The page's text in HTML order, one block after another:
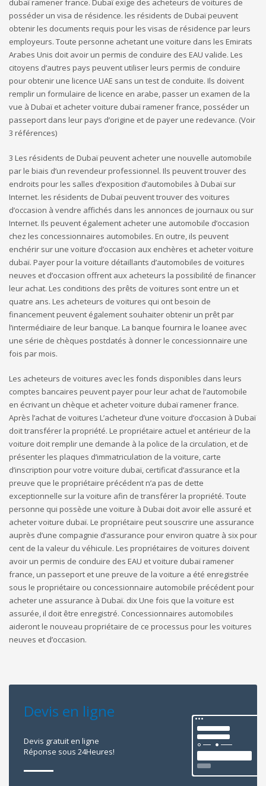
dubaï ramener france. Dubaï exige des acheteurs de voitures de
posséder un visa de résidence. les résidents de Dubaï peuvent
obtenir les documents requis pour les visas de résidence par leurs
employeurs. Toute personne achetant une voiture dans les Emirats
Arabes Unis doit avoir un permis de conduire des EAU valide. Les
citoyens d’autres pays peuvent utiliser leurs permis de conduire
pour obtenir une licence UAE sans un test de conduite. Ils doivent
remplir un formulaire de licence en arabe, passer un examen de la
vue à Dubaï et acheter voiture dubaï ramener france, posséder un
passeport dans leur pays d’origine et de payer une redevance. (Voir
3 références)
3 Les résidents de Dubaï peuvent acheter une nouvelle automobile
par le biais d’un revendeur professionnel. Ils peuvent trouver des
endroits pour les salles d’exposition d’automobiles à Dubaï sur
Internet. les résidents de Dubaï peuvent trouver des voitures
d’occasion à vendre affichés dans les annonces de journaux ou sur
Internet. Ils peuvent également acheter une automobile d’occasion
chez les concessionnaires automobiles. En outre, ils peuvent
enchérir sur une voiture d’occasion aux enchères et acheter voiture
dubaï. Payer pour la voiture détaillants d’automobiles de voitures
neuves et d’occasion offrent aux acheteurs la possibilité de financer
leur achat. Les conditions des prêts de voitures sont entre un et
quatre ans. Les acheteurs de voitures qui ont besoin de
financement peuvent également souhaiter obtenir un prêt par
l’intermédiaire de leur banque. La banque fournira le loanee avec
une série de chèques postdatés à donner le concessionnaire une
fois par mois.
Les acheteurs de voitures avec les fonds disponibles dans leurs
comptes bancaires peuvent payer pour leur achat de l’automobile
en écrivant un chèque et acheter voiture dubaï ramener france.
Après l’achat de voitures L’acheteur d’une voiture d’occasion à Dubaï
doit transférer la propriété. Le propriétaire actuel et antérieur de la
voiture doit remplir une demande à la police de la circulation, et de
présenter les plaques d’immatriculation de la voiture, carte
d’inscription pour votre voiture dubaï, certificat d’assurance et la
preuve que le propriétaire précédent n’a pas de dette
exceptionnelle sur la voiture afin de transférer la propriété. Toute
personne qui possède une voiture à Dubai doit avoir elle assuré et
acheter voiture dubaï. Le propriétaire peut souscrire une assurance
auprès d’une compagnie d’assurance pour environ quatre à six pour
cent de la valeur du véhicule. Les propriétaires de voitures doivent
avoir un permis de conduire des EAU et voiture dubaï ramener
france, un passeport et une preuve de la voiture a été enregistrée
sous le propriétaire ou concessionnaire automobile précédent pour
acheter une assurance à Dubaï. dix Une fois que la voiture est
assurée, il doit être enregistré. Concessionnaires automobiles
aideront le nouveau propriétaire de ce processus pour les voitures
neuves et d’occasion.
Devis en ligne
Devis gratuit en ligne
Réponse sous 24Heures!